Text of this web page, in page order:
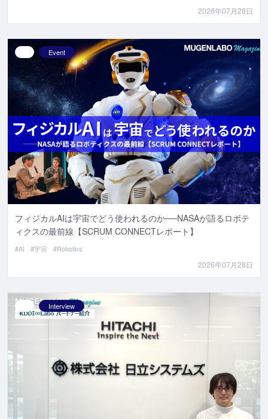
2026年07月28日
Event
フィジカルAIは宇宙でどう使われるのか──NASAが語るロボテ
ィクスの最前線【SCRUM CONNECTレポート】
#AI #宇宙 #Robotics
2026年07月28日
Interview